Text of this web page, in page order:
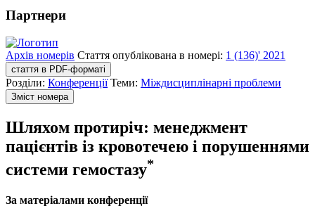
Партнери
Архів номерів Стаття опублікована в номері: 1 (136)' 2021
стаття в PDF-форматі
Розділи: Конференції Теми: Міждисциплінарні проблеми
Зміст номера
Шляхом протиріч: менеджмент
пацієнтів із кровотечею і порушеннями
системи гемостазу*
За матеріалами конференції